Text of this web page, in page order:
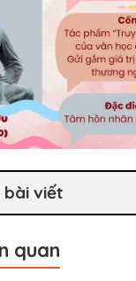
bài viết
quan